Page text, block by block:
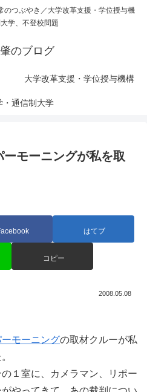
のつぶやき／大学改革支援・学位授与機
学、不登校問題
大学改革支援・学位授与機構
・通信制大学
モーニングが私を取
はてブ
コピー
2008.05.08
ーモーニングの取材クルーが私
１室に、カメラマン、リポー